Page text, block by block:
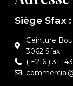
Siège Sfax :
Ceinture
3062 Sfax
( +216 ) 31